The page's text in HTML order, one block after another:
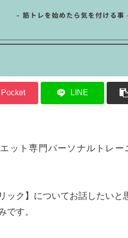
Pocket LINE
ット専門パーソナルトレー
ク】についてお話したいと
です。